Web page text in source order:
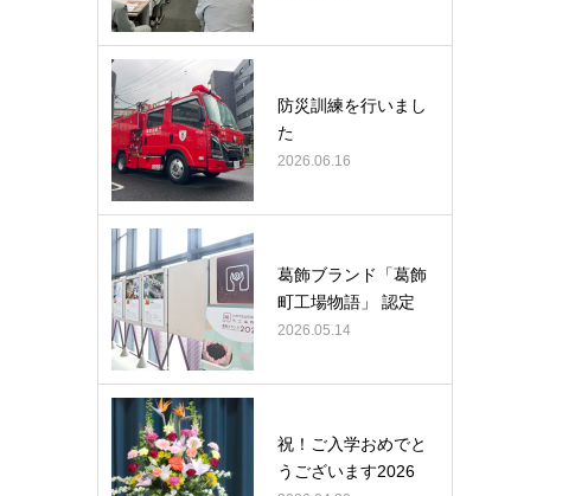
防災訓練を行いまし
た
2026.06.16
葛飾ブランド「葛飾
町工場物語」 認定
2026.05.14
祝！ご入学おめでと
うございます2026